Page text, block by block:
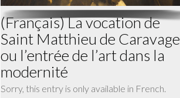
(Français) La vocation de
Saint Matthieu de Caravage
ou l’entrée de l’art dans la
modernité
Sorry, this entry is only available in French.